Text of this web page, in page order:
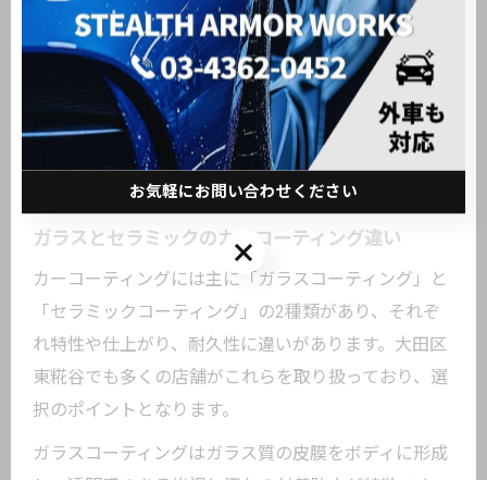
種類で違うカーコーティングの特徴
ガラスとセラミックのカーコーティング違い
カーコーティングには主に「ガラスコーティング」と
「セラミックコーティング」の2種類があり、それぞ
れ特性や仕上がり、耐久性に違いがあります。大田区
東糀谷でも多くの店舗がこれらを取り扱っており、選
択のポイントとなります。
ガラスコーティングはガラス質の皮膜をボディに形成
お気軽にお問い合わせください
お気軽にお問い合わせください